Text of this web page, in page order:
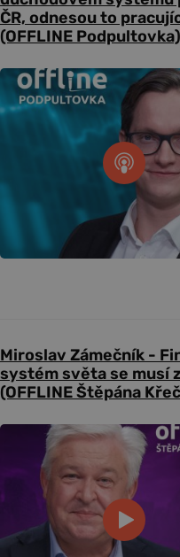
ČR, odnesou to
(OFFLINE Podpultovka)
Miroslav Zámečník -
systém světa se musí
(OFFLINE Štěpána